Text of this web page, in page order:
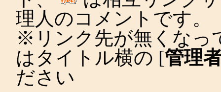
理人のコメントです。
※リンク先が無くなっ
はタイトル横の [管理
ださい